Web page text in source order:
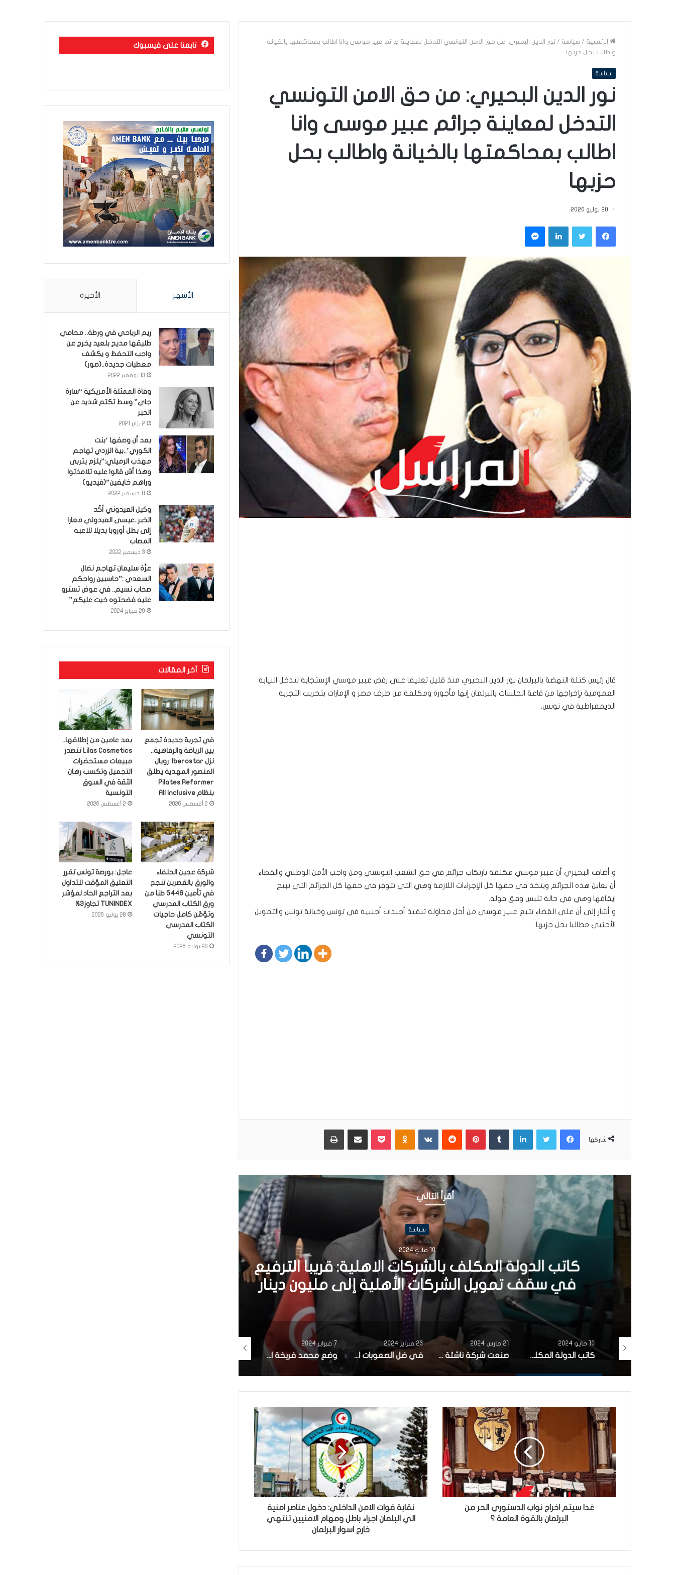
الرئيسية / سياسة / نور الدين البحيري: من حق الامن التونسي التدخل لمعاينة جرائم عبير موسى وانا اطالب بمحاكمتها بالخيانة
واطالب بحل حزبها
سياسة
نور الدين البحيري: من حق الامن التونسي
التدخل لمعاينة جرائم عبير موسى وانا
اطالب بمحاكمتها بالخيانة واطالب بحل
حزبها
20 يوليو 2020
فيسبوكتويتر لينكدإن ماسنجر
قال رئيس كتلة النهضة بالبرلمان نور الدين البحيري منذ قليل تعليقا على رفض عبير موسي الإستجابة لتدخل النيابة
العمومية بإخراجها من قاعة الجلسات بالبرلمان إنها مأجورة ومكلفة من طرف مصر و الإمارات بتخريب التجربة
الديمقراطية في تونس.
و أضاف البحيري أن عبير موسي مكلفة بارتكاب جرائم في حق الشعب التونسي ومن واجب الأمن الوطني والقضاء
أن يعاين هذه الجرائم ويتخذ في حقها كل الإجراءات اللازمة وهي التي تتوفر في حقها كل الجرائم التي تبيح
ايقافها وهي في حالة تلبس وفق قوله.
و أشار إلى أن على القضاء تتبع عبير موسي من أجل محاولة تنفيذ أجندات أجنبية في تونس وخيانة تونس والتمويل
الأجنبي مطالبا بحل حزبها.
شاركها
فيسبوكتويتر لينكدإن بينتيريست Odnoklassniki
بوكيت مشاركة عبر البريد طباعة
أقرأ التالي
سياسة
كاتب الدولة المكلف بالشركات الاهلية: قريبا الترفيع
في سقف تمويل الشركات الأهلية إلى مليون دينار
10 مايو 2024
كاتب الدولة المكلف بالشركات الاهلية: قريبا الترفيع في سقف تمويل الشركات الأهلية إلى مليون دينار صنعت شركة ناشئة تونسية.. بلدية سوسة تنطلق في تجربة ‘zigofiltre’
23 فبراير 2024
في ضل الصعوبات الاقتصادية : تاخر كبير في الاعلان عن تركيبة الهيئة الوطنية للصلح الجزائي وانطلاق اشغالها وضع محمد فريخة الصحي صعب ونقله الي المستشفى
غدا سيتم اخراج نواب الدستوري الحر من
البرلمان بالقوة العامة ؟
نقابة قوات الامن الداخلي: دخول عناصر امنية
الي البلمان اجراء باطل ومهام الامنيين تنتهي
خارج اسوار البرلمان
تابعنا على فيسبوك
الأشهر الأخيرة
ريم الرياحي في ورطة.. محامي
طليقها مديح بلعيد يخرج عن
واجب التحفظ و يكشف
معطيات جديدة..(صور)
13 نوفمبر 2022
وفاة الممثلة الأمريكية “سارة
جاي” وسط تكتم شديد عن
الخبر
2 يناير 2021
بعد أن وصفها ‘بنت
الكوري’..بية الزردي تهاجم
مهذب الرميلي:”يلزم يتربى
وهذا أش قالوا عليه تلامذتوا
وراهم خايفين”(فيديو)
وكيل العيدوني أكّد
الخبر..عيسى العيدوني معارا
إلى بطل أوروبا بديلا للاعبه
المصاب
3 ديسمبر 2022
عزّة سليمان تهاجم نضال
السعدي :”حاسبين رواحكم
صحاب نسيم.. في عوض تسترو
عليه فضحتوه خيت عليكم”
29 فبراير 2024
آخر المقالات
في تجربة جديدة تجمع
بين الرياضة والرفاهية..
نزل Iberostar رويال
المنصور المهدية يطلق
Pilates Reformer
بنظام All Inclusive
2 أغسطس 2026
بعد عامين من إطلاقها..
Lilas Cosmetics تتصدر
مبيعات مستحضرات
التجميل وتكسب رهان
الثقة في السوق
التونسية
2 أغسطس 2026
شركة عجين الحلفاء
والورق بالقصرين تنجح
في تأمين 5446 طنا من
ورق الكتاب المدرسي
وتؤمّن كامل حاجيات
الكتاب المدرسي
التونسي
28 يوليو 2026
عاجل: بورصة تونس تقرر
التعليق المؤقت للتداول
بعد التراجع الحاد لمؤشر
TUNINDEX تجاوز3%
28 يوليو 2026